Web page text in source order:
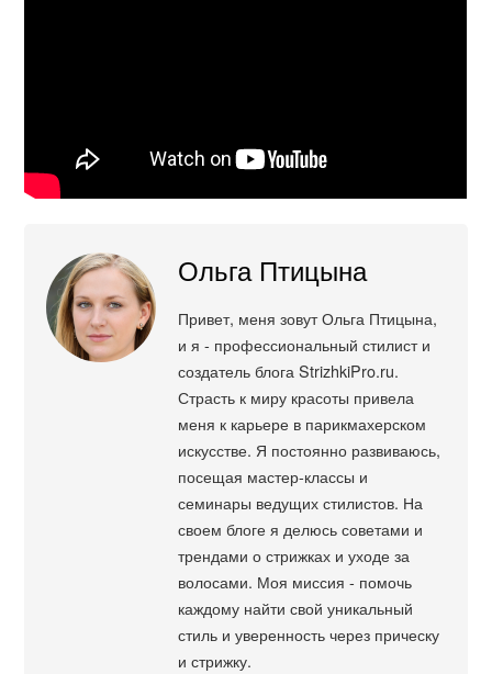
Ольга Птицына
Привет, меня зовут Ольга Птицына,
и я - профессиональный стилист и
создатель блога StrizhkiPro.ru.
Страсть к миру красоты привела
меня к карьере в парикмахерском
искусстве. Я постоянно развиваюсь,
посещая мастер-классы и
семинары ведущих стилистов. На
своем блоге я делюсь советами и
трендами о стрижках и уходе за
волосами. Моя миссия - помочь
каждому найти свой уникальный
стиль и уверенность через прическу
и стрижку.